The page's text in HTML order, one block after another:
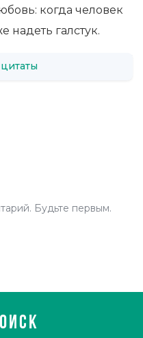
когда человек
надеть галстук.
Будьте первым.